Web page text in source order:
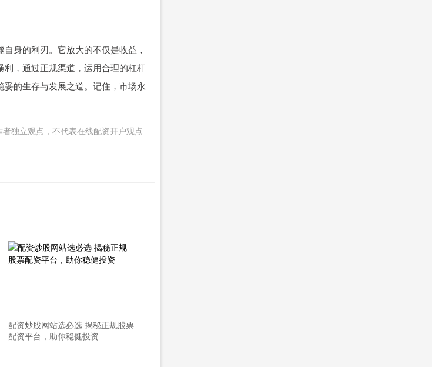
身的利刃。它放大的不仅是收益，
，通过正规渠道，运用合理的杠杆
的生存与发展之道。记住，市场永
者独立观点，不代表在线配资开户观点
配资炒股网站选必选 揭秘正规股票
配资平台，助你稳健投资